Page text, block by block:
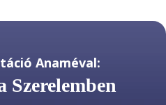
Anaméval:
Szerelemben